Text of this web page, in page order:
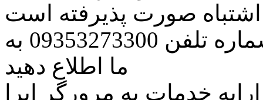
اشتباه صورت پذیرفته است
مراتب این مسئله را از طریق شماره تلفن 09353273300 به
ما اطلاع دهید
خدمات به مرورگر اپرا